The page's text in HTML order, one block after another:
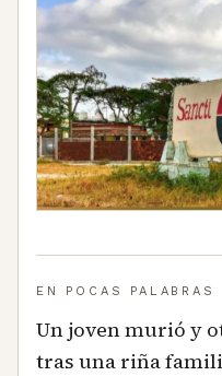
EN POCAS PALABRAS
Un joven murió y
tras una riña